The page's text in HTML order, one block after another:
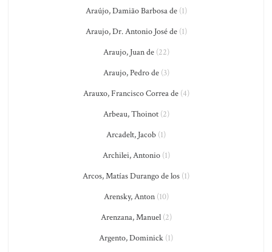
Araújo, Damião Barbosa de(1)
Araujo, Dr. Antonio José de(1)
Araujo, Juan de(22)
Araujo, Pedro de(3)
Arauxo, Francisco Correa de(4)
Arbeau, Thoinot(2)
Arcadelt, Jacob (1)
Archilei, Antonio(1)
Arcos, Matías Durango de los (1)
Arensky, Anton(10)
Arenzana, Manuel(2)
Argento, Dominick (1)